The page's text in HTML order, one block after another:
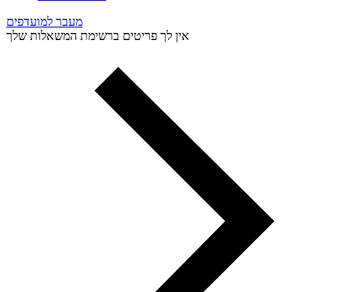
מעבר למועדפים
אין לך פריטים ברשימת המשאלות שלך